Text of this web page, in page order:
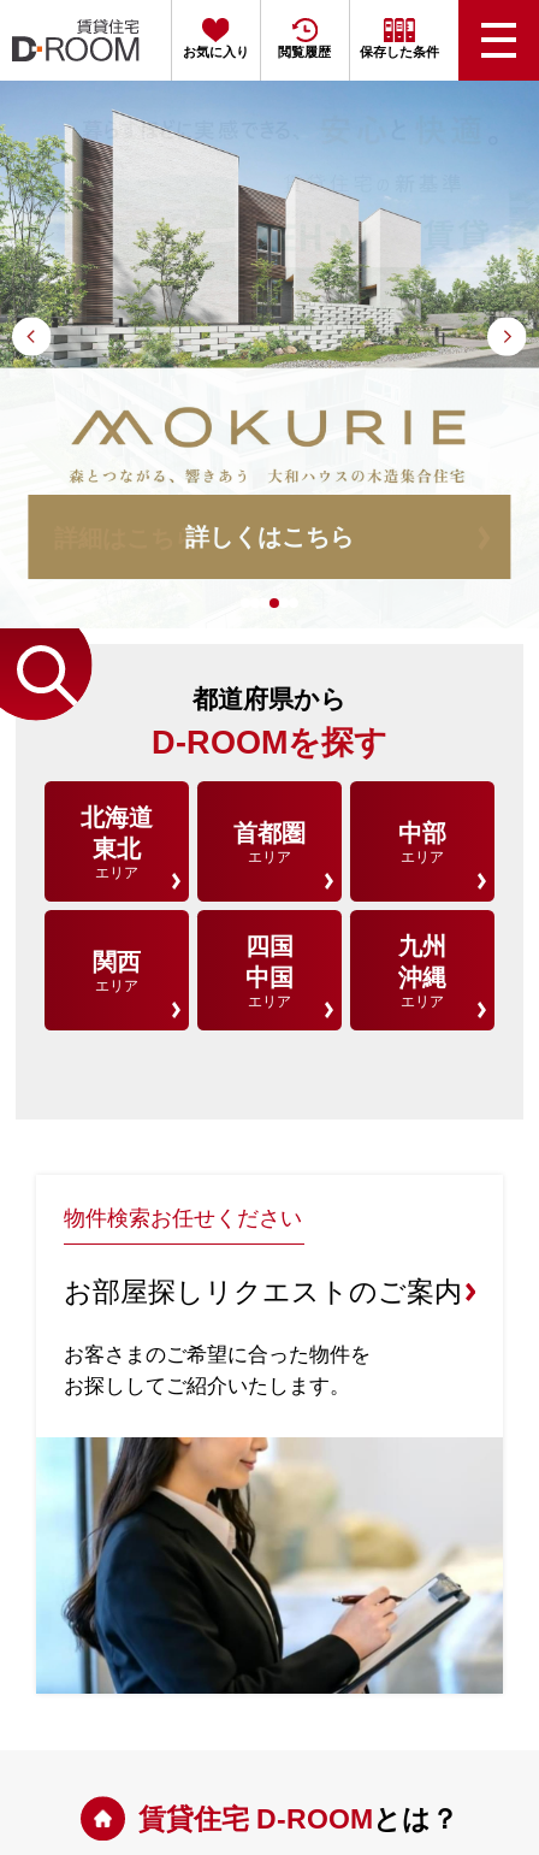
お気に入り 閲覧履歴 保存した条件
詳細はこちら
詳細はこちら詳しくはこちら
ワンコ ともニャンコ とも
快適に住めるお部屋がたくさん！
ペットと住めるお部屋を探す
賃貸住宅の家賃を
クレジットカード
お支払い可能!?
詳細はこちら
都道府県から
D-ROOMを探す
北海道
東北
エリア
首都圏
エリア
中部
エリア
関西
エリア
四国
中国
エリア
九州
沖縄
エリア
物件検索お任せください
お部屋探しリクエストのご案内
お客さまのご希望に合った物件を
お探ししてご紹介いたします。
賃貸住宅 D-ROOMとは？